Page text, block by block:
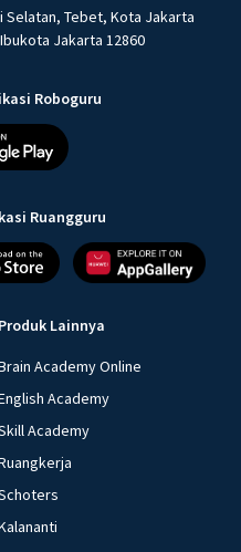
Selatan, Tebet, Kota Jakarta
Jakarta 12860
Roboguru
Ruangguru
Produk Lainnya
Academy Online
Academy
Academy